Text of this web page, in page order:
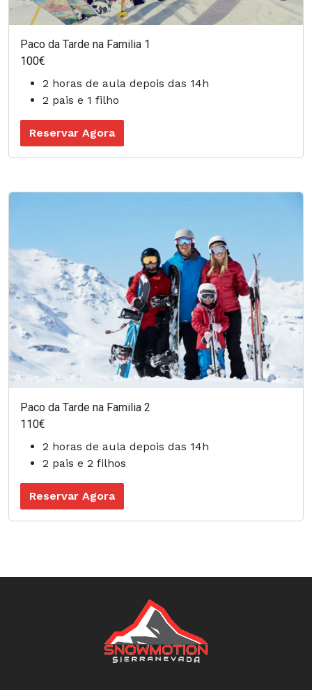
Paco da Tarde na Familia 1
100€
2 horas de aula depois das 14h
2 pais e 1 filho
Reservar Agora
Paco da Tarde na Familia 2
110€
2 horas de aula depois das 14h
2 pais e 2 filhos
Reservar Agora